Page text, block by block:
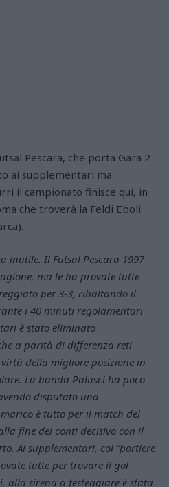
Pescara, che porta Gara 2
ai supplementari ma
il campionato finisce qui, in
che troverà la Feldi Eboli
inutile. Il Futsal Pescara 1997
ma le ha provate tutte
per 3-3, ribaltando il
i 40 minuti regolamentari
è stato eliminato
a parità di differenza reti
della migliore posizione in
La banda Palusci ha poco
disputato una
è tutto per il match del
fine dei conti decisivo con il
Ai supplementari, col “portiere
tutte per trovare il gol
alla sirena a festeggiare è stata